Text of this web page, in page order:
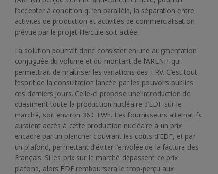
l’accepter à condition qu’en parallèle, la séparation entre
activités de production et activités de commercialisation
prévue par le projet Hercule soit actée.
La solution pourrait donc consister en une augmentation
conjuguée du volume et du montant de l’ARENH qui
permettrait de maîtriser les variations des TRV. C’est tout
l’esprit de la consultation lancée par les pouvoirs publics
ces derniers jours. Celle-ci propose une introduction de
quasiment toute la production nucléaire d’EDF sur le
marché, soit environ 360 TWh. Les fournisseurs alternatifs
auraient accès à cette production nucléaire à un prix
encadré par un plancher couvrant les coûts d’EDF, et par
un plafond, permettant d’éviter l’envolée de la facture des
Français. Si les prix sur le marché dépassent ce prix
plafond, alors EDF remboursera le trop-perçu aux